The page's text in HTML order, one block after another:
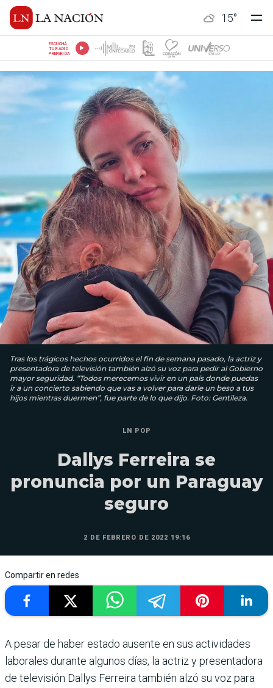
15°
ESCUCHÁ
TU RADIO
PREFERIDA
Tras los trágicos hechos ocurridos el fin de semana pasado, la actriz y
presentadora de televisión también alzó su voz para pedir al Gobierno
mayor seguridad. “Todos merecemos vivir en un país donde puedas
ir a un concierto sabiendo que vas a volver para darle un beso a tus
hijos mientras duermen”, fue parte de lo que dijo. Foto: Gentileza.
LN POP
Dallys Ferreira se
pronuncia por un Paraguay
seguro
2 DE FEBRERO DE 2022 19:16
Compartir en redes
A pesar de haber estado ausente en sus actividades
laborales durante algunos días, la actriz y presentadora
de televisión Dallys Ferreira también alzó su voz para